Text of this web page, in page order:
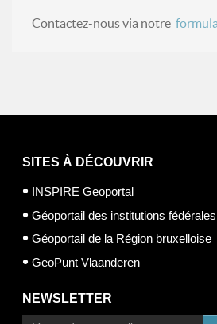
Contactez-nous via notre
SITES À DÉCOUVRIR
INSPIRE Geoportal
Géoportail des institutions fédérales
Géoportail de la Région bruxelloise
GeoPunt Vlaanderen
NEWSLETTER